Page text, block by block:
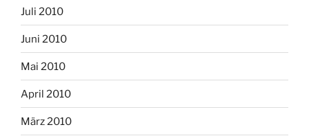
Juli 2010
Juni 2010
Mai 2010
April 2010
März 2010